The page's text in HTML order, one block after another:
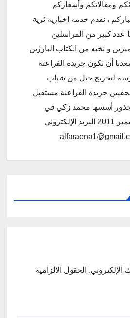
ومقالاتكم وأشعاركم
، نقدم خدمه إخباريه ثرية
عدد كبير من المراسلين
و نخبه من الكتاب البارزين
أن تكون جريدة الفراعنة
لتخريج جيل من شباب
جريدة الفراعنة مستقبل
أسسها محمد زكي في
ديسمبر 2011 البريد الإلكتروني
الإلكتروني. الحقول الإلزامية